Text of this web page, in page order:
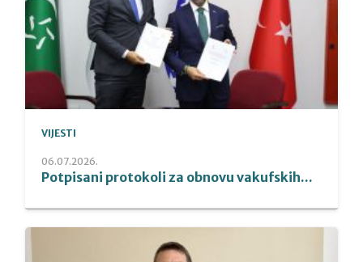
VIJESTI
06.07.2026.
Potpisani protokoli za obnovu vakufskih...